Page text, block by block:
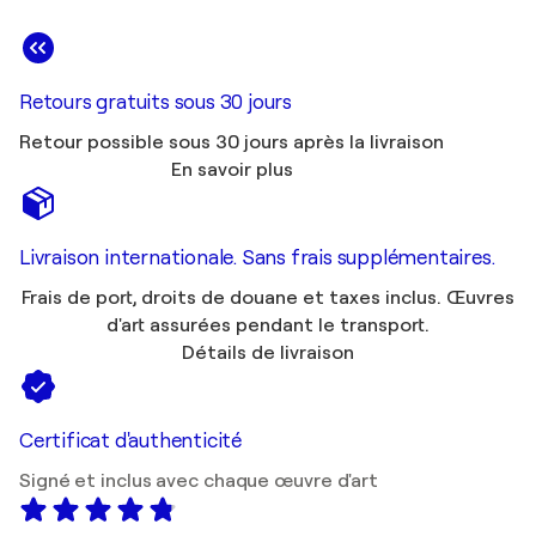
Retours gratuits sous 30 jours
Retour possible sous 30 jours après la livraison
En savoir plus
Livraison internationale. Sans frais supplémentaires.
Frais de port, droits de douane et taxes inclus. Œuvres
d'art assurées pendant le transport.
Détails de livraison
Certificat d'authenticité
Signé et inclus avec chaque œuvre d'art